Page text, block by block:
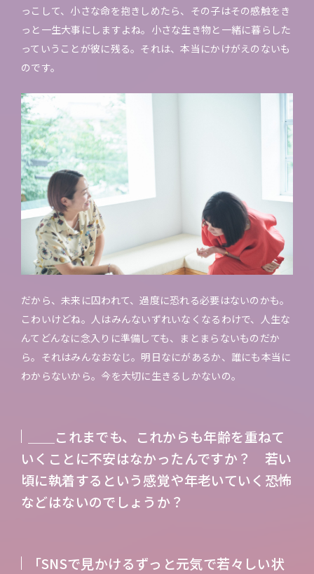
っこして、小さな命を抱きしめたら、その子はその感触をき
っと一生大事にしますよね。小さな生き物と一緒に暮らした
っていうことが彼に残る。それは、本当にかけがえのないも
のです。
だから、未来に囚われて、過度に恐れる必要はないのかも。
こわいけどね。人はみんないずれいなくなるわけで、人生な
んてどんなに念入りに準備しても、まとまらないものだか
ら。それはみんなおなじ。明日なにがあるか、誰にも本当に
わからないから。今を大切に生きるしかないの。
＿＿これまでも、これからも年齢を重ねて
いくことに不安はなかったんですか？ 若い
頃に執着するという感覚や年老いていく恐怖
などはないのでしょうか？
「SNSで見かけるずっと元気で若々しい状